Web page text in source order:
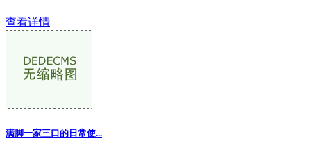
查看详情
满脚一家三口的日常使...